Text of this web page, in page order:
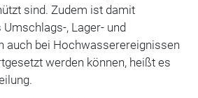
sind. Zudem ist damit
, Lager- und
auch bei Hochwasserereignissen
werden können, heißt es